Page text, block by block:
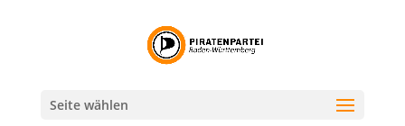
Seite wählen